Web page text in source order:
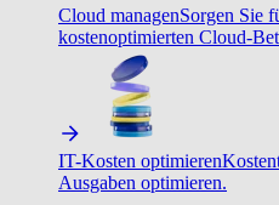
Cloud managenSorgen Sie
kostenoptimierten Cloud-
IT-Kosten optimieren
Ausgaben optimieren.